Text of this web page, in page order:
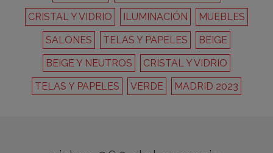
CRISTAL Y VIDRIO
ILUMINACIÓN
MUEBLES
SALONES
TELAS Y PAPELES
BEIGE
BEIGE Y NEUTROS
CRISTAL Y VIDRIO
TELAS Y PAPELES
VERDE MADRID 2023